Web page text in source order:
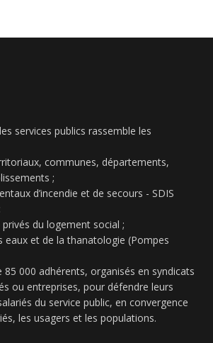
services publics rassemble les
communes, départements,
;
d’incendie et de secours - SDIS
du logement social ;
eaux et de la thanatologie (Pompes
85 000 adhérents, organisés en syndicats
ou entreprises, pour défendre leurs
du service public, en convergence
les usagers et les populations.